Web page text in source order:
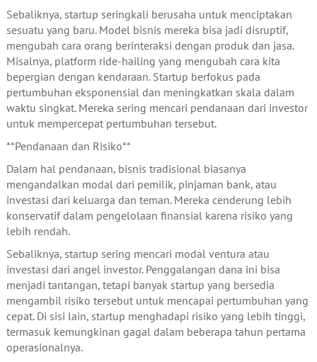
Sebaliknya, startup seringkali berusaha untuk menciptakan
sesuatu yang baru. Model bisnis mereka bisa jadi disruptif,
mengubah cara orang berinteraksi dengan produk dan jasa.
Misalnya, platform ride-hailing yang mengubah cara kita
bepergian dengan kendaraan. Startup berfokus pada
pertumbuhan eksponensial dan meningkatkan skala dalam
waktu singkat. Mereka sering mencari pendanaan dari investor
untuk mempercepat pertumbuhan tersebut.
**Pendanaan dan Risiko**
Dalam hal pendanaan, bisnis tradisional biasanya
mengandalkan modal dari pemilik, pinjaman bank, atau
investasi dari keluarga dan teman. Mereka cenderung lebih
konservatif dalam pengelolaan finansial karena risiko yang
lebih rendah.
Sebaliknya, startup sering mencari modal ventura atau
investasi dari angel investor. Penggalangan dana ini bisa
menjadi tantangan, tetapi banyak startup yang bersedia
mengambil risiko tersebut untuk mencapai pertumbuhan yang
cepat. Di sisi lain, startup menghadapi risiko yang lebih tinggi,
termasuk kemungkinan gagal dalam beberapa tahun pertama
operasionalnya.